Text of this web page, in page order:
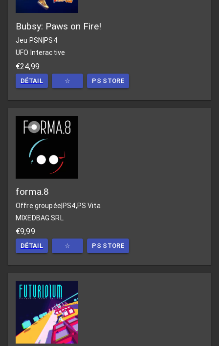
Bubsy: Paws on Fire!
Jeu PSN PS4
UFO Interactive
€24,99
DÉTAIL ☆ PS STORE
forma.8
Offre groupée PS4,PS Vita
MIXEDBAG SRL
€9,99
DÉTAIL ☆ PS STORE